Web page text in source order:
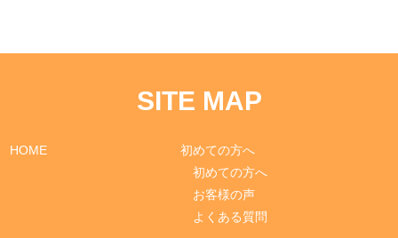
SITE MAP
HOME
初めての方へ
初めての方へ
お客様の声
よくある質問